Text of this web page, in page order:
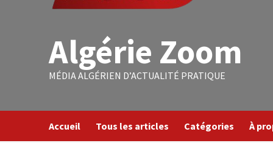
Algérie Zoom
MÉDIA ALGÉRIEN D’ACTUALITÉ PRATIQUE
Accueil Tous les articles Catégories À